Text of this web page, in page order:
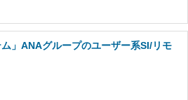
ム」ANAグループのユーザー系SI/リモ